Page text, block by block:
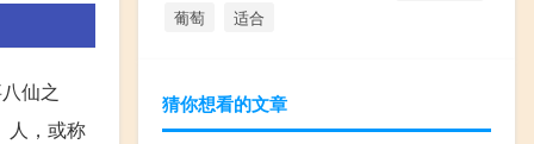
仙之
人，或称
葡萄 适合
猜你想看的文章